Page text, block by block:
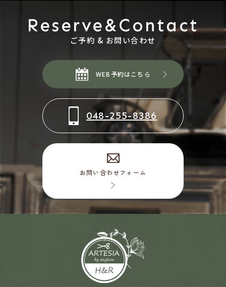
Reserve&Contact
ご予約 & お問い合わせ
WEB予約はこちら
048-255-8386
お問い合わせフォーム